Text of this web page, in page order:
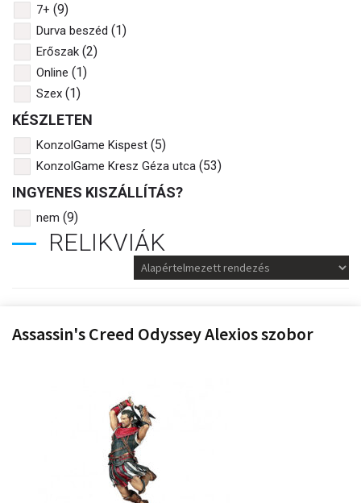
7+ (9)
Durva beszéd (1)
Erőszak (2)
Online (1)
Szex (1)
KÉSZLETEN
KonzolGame Kispest (5)
KonzolGame Kresz Géza utca (53)
INGYENES KISZÁLLÍTÁS?
nem (9)
RELIKVIÁK
Assassin's Creed Odyssey Alexios szobor